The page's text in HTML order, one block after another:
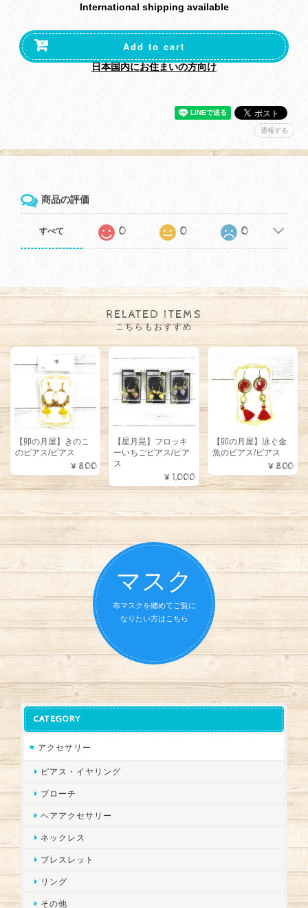
International shipping available
Add to cart
日本国内にお住まいの方向け
通報する
商品の評価
すべて 0 0 0
RELATED ITEMS
こちらもおすすめ
【卯の月屋】きのこ
のピアス/ピアス
¥800
【星月晃】フロッキ
ーいちごピアス/ピア
ス
¥1,000
【卯の月屋】泳ぐ金
魚のピアス/ピアス
¥800
マスク
布マスクを纏めてご覧に
なりたい方はこちら
CATEGORY
アクセサリー
ピアス・イヤリング
ブローチ
ヘアアクセサリー
ネックレス
ブレスレット
リング
その他